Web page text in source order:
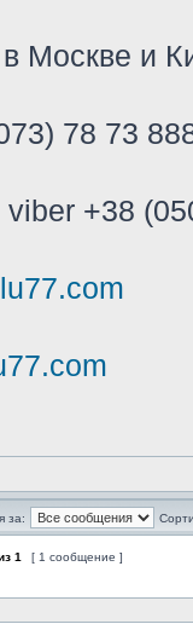
Москве и
78 73
viber +38
за:
1 [ 1 сообщение ]